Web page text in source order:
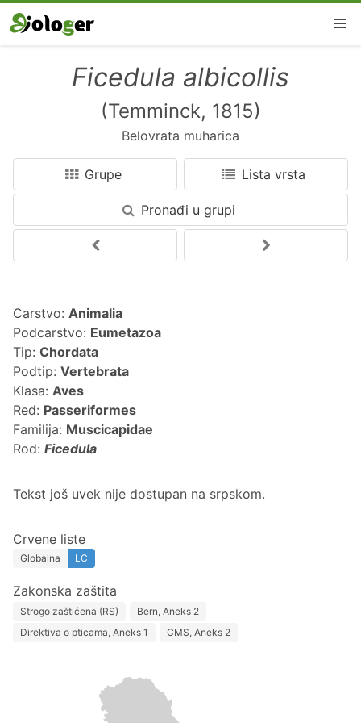
Ficedula albicollis
(Temminck, 1815)
Belovrata muharica
Grupe Lista vrsta
Pronađi u grupi
Carstvo: Animalia
Podcarstvo: Eumetazoa
Tip: Chordata
Podtip: Vertebrata
Klasa: Aves
Red: Passeriformes
Familija: Muscicapidae
Rod: Ficedula
Tekst još uvek nije dostupan na srpskom.
Crvene liste
Globalna LC
Zakonska zaštita
Strogo zaštićena (RS)
Bern, Aneks 2
Direktiva o pticama, Aneks 1
CMS, Aneks 2